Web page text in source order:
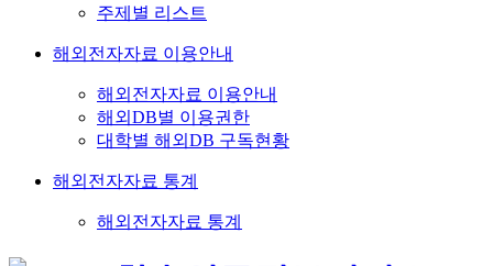
주제별 리스트
해외전자자료 이용안내
해외전자자료 이용안내
해외DB별 이용권한
대학별 해외DB 구독현황
해외전자자료 통계
해외전자자료 통계